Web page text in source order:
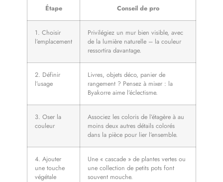
Étape Conseil de pro
1. Choisir
l’emplacement
Privilégiez un mur bien visible, avec
de la lumière naturelle – la couleur
ressortira davantage.
2. Définir
l’usage
Livres, objets déco, panier de
rangement ? Pensez à mixer : la
Byakorre aime l’éclectisme.
3. Oser la
couleur
Associez les coloris de l’étagère à au
moins deux autres détails colorés
dans la pièce pour lier l’ensemble.
4. Ajouter
une touche
végétale
Une « cascade » de plantes vertes ou
une collection de petits pots font
souvent mouche.